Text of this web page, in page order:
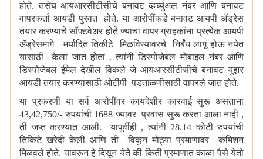
होते. तसेच आयआरसीटीसीचे बनावट व्हर्च्युअल नंबर आणि बनावट
वापरकर्ता आयडी पुरवत होते. या आरोपींकडे बनावट आयपी ॲड्रेस
तयार करण्याचे सॉफ्टवेअर होते ज्याचा वापर ग्राहकांना प्रत्येक आयपी
ॲड्रेसमागे
मर्यादित तिकीटे मिळविण्यावरचे निर्बंध लागू होऊ नयेत
यासाठी केला जात होता . त्यांनी डिस्पोजेबल मोबाइल नंबर आणि
डिस्पोजेबल ईमेल देखील विकले जे आयआरसीटीसीचे बनावट युझर
आयडी तयार करण्यासाठी ओटीपी पडताळणीसाठी वापरले जात होते.
या प्रकरणी या सर्व आरोपींवर कायदेशीर कारवाई सुरू असताना
43,42,750/- रुपयांची 1688 ज्यावर प्रवास सुरू करता आला नाही ,
ती जप्त करण्यात आली. यापूर्वीही , त्यांनी 28.14 कोटी रुपयांची
तिकिटे खरेदी केली आणि ती विकून मोठ्या प्रमाणावर कमिशन
मिळवले होते. यावरून हे दिसून येते की किती प्रमाणात काळा पैसे येतो